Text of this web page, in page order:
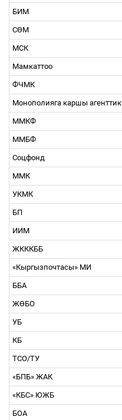
БИМ
СӨМ
МСК
Мамкаттоо
ФЧМК
Монополияга каршы агенттик
ММКФ
ММБФ
Соцфонд
ММК
УКМК
БП
ИИМ
ЖКККББ
«Кыргызпочтасы» МИ
ББА
ЖӨБО
УБ
КБ
ТСО/ТУ
«БПБ» ЖАК
«КБС» ЮЖБ
БОА